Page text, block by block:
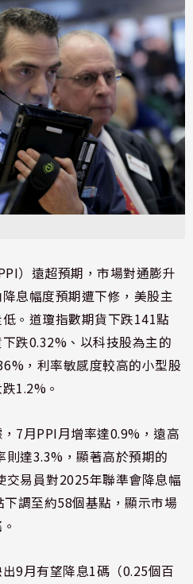
）遠超預期，市場對通膨升
息幅度預期遭下修，美股主
。道瓊指數期貨下跌141點
跌0.32%、以科技股為主的
，利率敏感度較高的小型股
1.2%。
7月PPI月增率達0.9%，遠高
達3.3%，顯著高於預期的
交易員對2025年聯準會降息幅
調至約58個基點，顯示市場
9月有望降息1碼（0.25個百